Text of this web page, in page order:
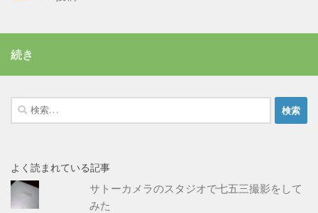
続き
検
索:
よく読まれている記事
サトーカメラのスタジオで七五三撮影をして
みた